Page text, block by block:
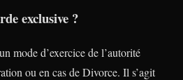
exclusive ?
mode d’exercice de l’autorité
ou en cas de Divorce. Il s’agit